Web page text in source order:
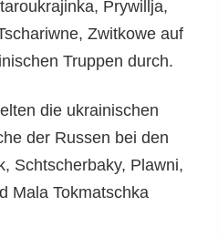
Prywillja,
Zwitkowe auf
Truppen durch.
die ukrainischen
der Russen bei den
Schtscherbaky, Plawni,
Mala Tokmatschka